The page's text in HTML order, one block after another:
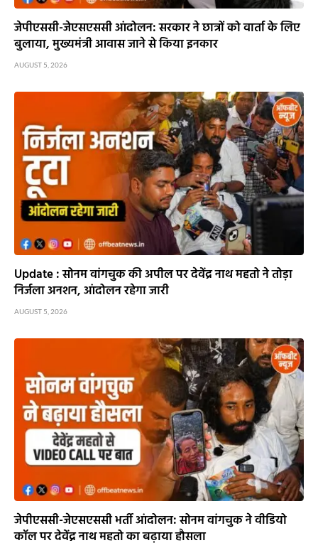
जेपीएससी-जेएसएससी आंदोलन: सरकार ने छात्रों को वार्ता के लिए
बुलाया, मुख्यमंत्री आवास जाने से किया इनकार
AUGUST 5, 2026
Update : सोनम वांगचुक की अपील पर देवेंद्र नाथ महतो ने तोड़ा
निर्जला अनशन, आंदोलन रहेगा जारी
AUGUST 5, 2026
जेपीएससी-जेएसएससी भर्ती आंदोलन: सोनम वांगचुक ने वीडियो
कॉल पर देवेंद्र नाथ महतो का बढ़ाया हौसला